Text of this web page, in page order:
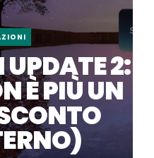
2:
È PIÙ UN